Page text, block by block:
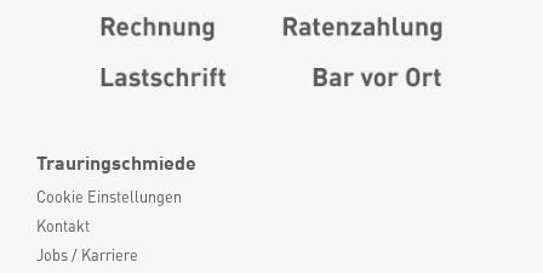
Trauringschmiede
Cookie Einstellungen
Kontakt
Jobs / Karriere